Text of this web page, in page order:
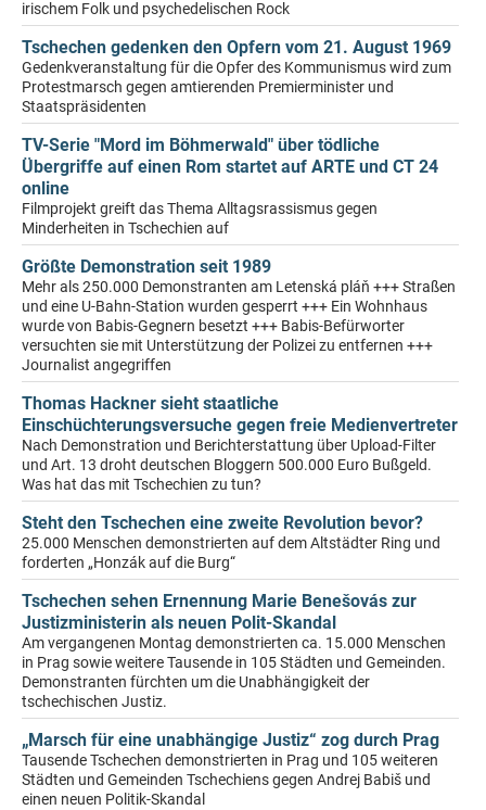
irischem Folk und psychedelischen Rock
Tschechen gedenken den Opfern vom 21. August 1969
Gedenkveranstaltung für die Opfer des Kommunismus wird zum
Protestmarsch gegen amtierenden Premierminister und
Staatspräsidenten
TV-Serie "Mord im Böhmerwald" über tödliche
Übergriffe auf einen Rom startet auf ARTE und CT 24
online
Filmprojekt greift das Thema Alltagsrassismus gegen
Minderheiten in Tschechien auf
Größte Demonstration seit 1989
Mehr als 250.000 Demonstranten am Letenská pláň +++ Straßen
und eine U-Bahn-Station wurden gesperrt +++ Ein Wohnhaus
wurde von Babis-Gegnern besetzt +++ Babis-Befürworter
versuchten sie mit Unterstützung der Polizei zu entfernen +++
Journalist angegriffen
Thomas Hackner sieht staatliche
Einschüchterungsversuche gegen freie Medienvertreter
Nach Demonstration und Berichterstattung über Upload-Filter
und Art. 13 droht deutschen Bloggern 500.000 Euro Bußgeld.
Was hat das mit Tschechien zu tun?
Steht den Tschechen eine zweite Revolution bevor?
25.000 Menschen demonstrierten auf dem Altstädter Ring und
forderten „Honzák auf die Burg“
Tschechen sehen Ernennung Marie Benešovás zur
Justizministerin als neuen Polit-Skandal
Am vergangenen Montag demonstrierten ca. 15.000 Menschen
in Prag sowie weitere Tausende in 105 Städten und Gemeinden.
Demonstranten fürchten um die Unabhängigkeit der
tschechischen Justiz.
„Marsch für eine unabhängige Justiz“ zog durch Prag
Tausende Tschechen demonstrierten in Prag und 105 weiteren
Städten und Gemeinden Tschechiens gegen Andrej Babiš und
einen neuen Politik-Skandal